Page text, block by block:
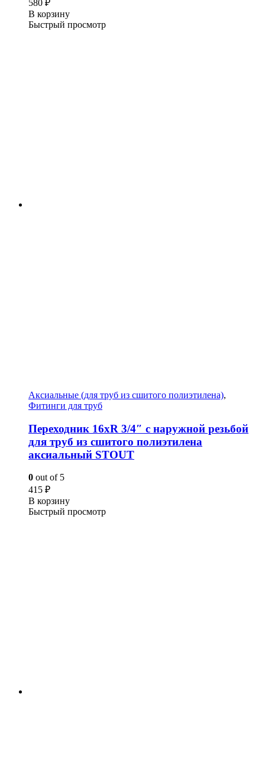
580 ₽
В корзину
Быстрый просмотр
Аксиальные (для труб из сшитого полиэтилена),
Фитинги для труб
Переходник 16xR 3/4″ с наружной резьбой
для труб из сшитого полиэтилена
аксиальный STOUT
0 out of 5
415 ₽
В корзину
Быстрый просмотр